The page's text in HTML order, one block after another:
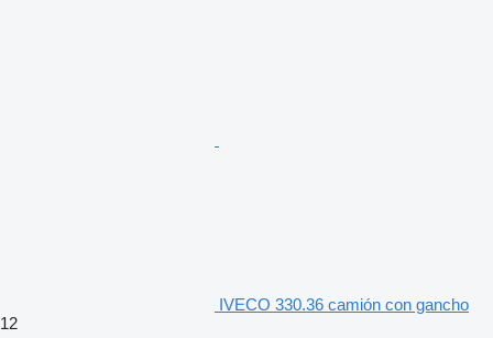
IVECO 330.36 camión con gancho
12